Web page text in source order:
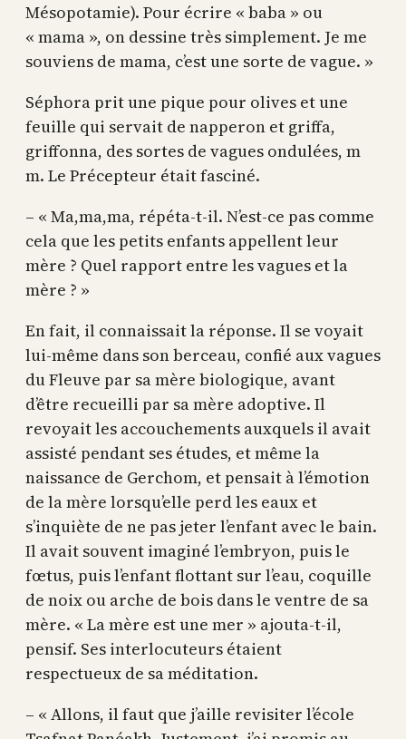
Mésopotamie). Pour écrire « baba » ou
« mama », on dessine très simplement. Je me
souviens de mama, c’est une sorte de vague. »
Séphora prit une pique pour olives et une
feuille qui servait de napperon et griffa,
griffonna, des sortes de vagues ondulées, m
m. Le Précepteur était fasciné.
– « Ma,ma,ma, répéta-t-il. N’est-ce pas comme
cela que les petits enfants appellent leur
mère ? Quel rapport entre les vagues et la
mère ? »
En fait, il connaissait la réponse. Il se voyait
lui-même dans son berceau, confié aux vagues
du Fleuve par sa mère biologique, avant
d’être recueilli par sa mère adoptive. Il
revoyait les accouchements auxquels il avait
assisté pendant ses études, et même la
naissance de Gerchom, et pensait à l’émotion
de la mère lorsqu’elle perd les eaux et
s’inquiète de ne pas jeter l’enfant avec le bain.
Il avait souvent imaginé l’embryon, puis le
fœtus, puis l’enfant flottant sur l’eau, coquille
de noix ou arche de bois dans le ventre de sa
mère. « La mère est une mer » ajouta-t-il,
pensif. Ses interlocuteurs étaient
respectueux de sa méditation.
– « Allons, il faut que j’aille revisiter l’école